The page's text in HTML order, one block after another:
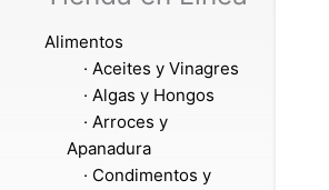
Alimentos
· Aceites y Vinagres
· Algas y Hongos
· Arroces y
Apanadura
· Condimentos y